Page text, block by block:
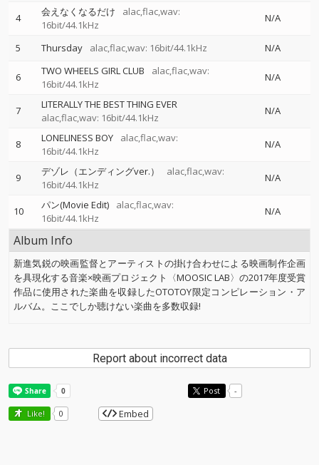
4 会えなくなるだけ
alac,flac,wav:
16bit/44.1kHz
N/A
5 Thursday alac,flac,wav: 16bit/44.1kHz N/A
6 TWO WHEELS GIRL CLUB
alac,flac,wav:
16bit/44.1kHz
N/A
7
LITERALLY THE BEST THING EVER
alac,flac,wav: 16bit/44.1kHz
N/A
8 LONELINESS BOY
alac,flac,wav:
16bit/44.1kHz
N/A
9 デゾレ（エンディングver.）
alac,flac,wav:
16bit/44.1kHz
N/A
10 パン(Movie Edit)
alac,flac,wav:
16bit/44.1kHz
N/A
Album Info
新進気鋭の映画監督とアーティストの掛け合わせによる映画制作企画
を具現化する音楽×映画プロジェクト〈MOOSIC LAB〉の2017年度受賞
作品に使用された楽曲を収録したOTOTOY限定コンピレーション・ア
ルバム。ここでしか聴けない楽曲を多数収録!
Report about incorrect data
Post -
Like! 0 Embed